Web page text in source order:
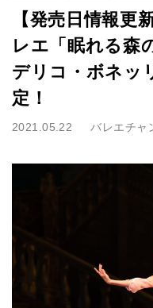
【発売日情報更
レエ「眠れる森
デリコ・ボネッ
定！
2021.05.22 バレエチャ